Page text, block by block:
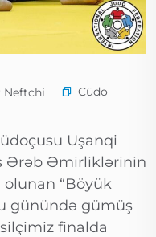
Neftchi
Cüdo
Uşanqi
Ərəb Əmirliklərinin
“Böyük
günündə gümüş
finalda